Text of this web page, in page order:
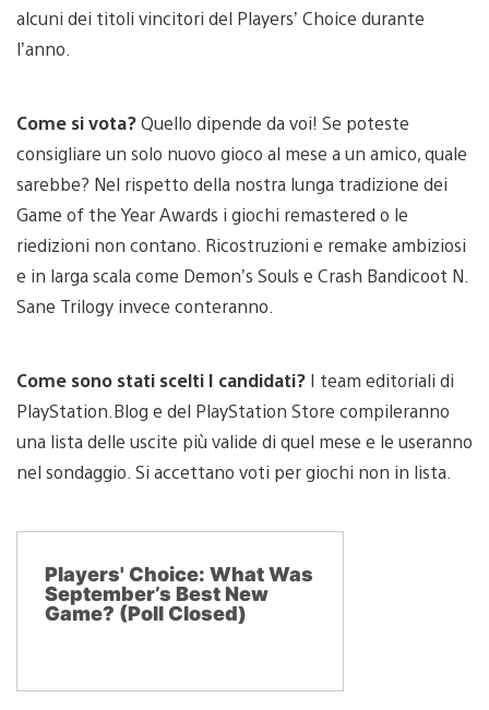
alcuni dei titoli vincitori del Players’ Choice durante
l’anno.
Come si vota?Quello dipende da voi! Se poteste
consigliare un solo nuovo gioco al mese a un amico, quale
sarebbe? Nel rispetto della nostra lunga tradizione dei
Game of the Year Awards i giochi remastered o le
riedizioni non contano. Ricostruzioni e remake ambiziosi
e in larga scala come Demon’s Souls e Crash Bandicoot N.
Sane Trilogy invece conteranno.
Come sono stati scelti I candidati? I team editoriali di
PlayStation.Blog e del PlayStation Store compileranno
una lista delle uscite più valide di quel mese e le useranno
nel sondaggio. Si accettano voti per giochi non in lista.
Players' Choice: What Was
September’s Best New
Game? (Poll Closed)